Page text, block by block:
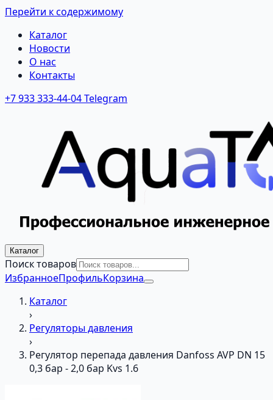
Перейти к содержимому
Каталог
Новости
О нас
Контакты
+7 933 333-44-04Telegram
Каталог
Поиск товаров
ИзбранноеПрофильКорзина
Каталог
›
Регуляторы давления
›
Регулятор перепада давления Danfoss AVP DN 15
0,3 бар - 2,0 бар Kvs 1.6